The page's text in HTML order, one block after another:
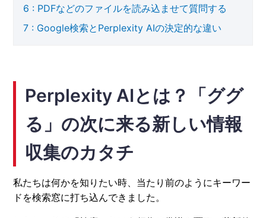
PDFなどのファイルを読み込ませて質問する
Google検索とPerplexity AIの決定的な違い
Perplexity AIとは？「ググ
る」の次に来る新しい情報
収集のカタチ
私たちは何かを知りたい時、当たり前のようにキーワー
ドを検索窓に打ち込んできました。